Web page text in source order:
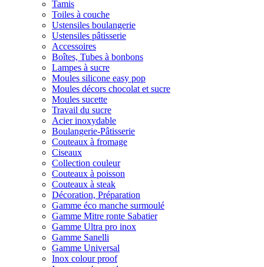
Tamis
Toiles à couche
Ustensiles boulangerie
Ustensiles pâtisserie
Accessoires
Boîtes, Tubes à bonbons
Lampes à sucre
Moules silicone easy pop
Moules décors chocolat et sucre
Moules sucette
Travail du sucre
Acier inoxydable
Boulangerie-Pâtisserie
Couteaux à fromage
Ciseaux
Collection couleur
Couteaux à poisson
Couteaux à steak
Décoration, Préparation
Gamme éco manche surmoulé
Gamme Mitre ronte Sabatier
Gamme Ultra pro inox
Gamme Sanelli
Gamme Universal
Inox colour proof